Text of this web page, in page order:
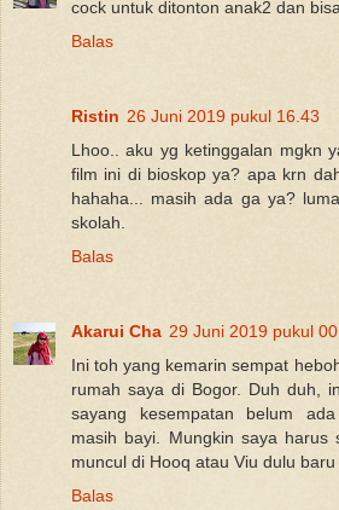
cock untuk ditonton anak2 dan
Balas
Ristin 26 Juni 2019 pukul 16.43
Lhoo.. aku yg ketinggalan mgkn
film ini di bioskop ya? apa krn
hahaha... masih ada ga ya?
skolah.
Balas
Akarui Cha 29 Juni 2019 pukul
Ini toh yang kemarin sempat
rumah saya di Bogor. Duh duh,
sayang kesempatan belum
masih bayi. Mungkin saya harus
muncul di Hooq atau Viu dulu
Balas